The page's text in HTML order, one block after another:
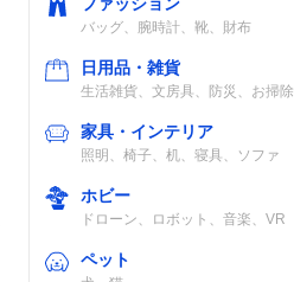
ファッション
バッグ、腕時計、靴、財布
日用品・雑貨
生活雑貨、文房具、防災、お掃除
家具・インテリア
照明、椅子、机、寝具、ソファ
ホビー
ドローン、ロボット、音楽、VR
ペット